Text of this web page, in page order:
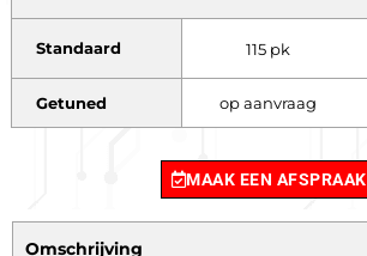
Standaard 115 pk
Getuned op aanvraag
MAAK EEN AFSPRAAK
Omschrijving